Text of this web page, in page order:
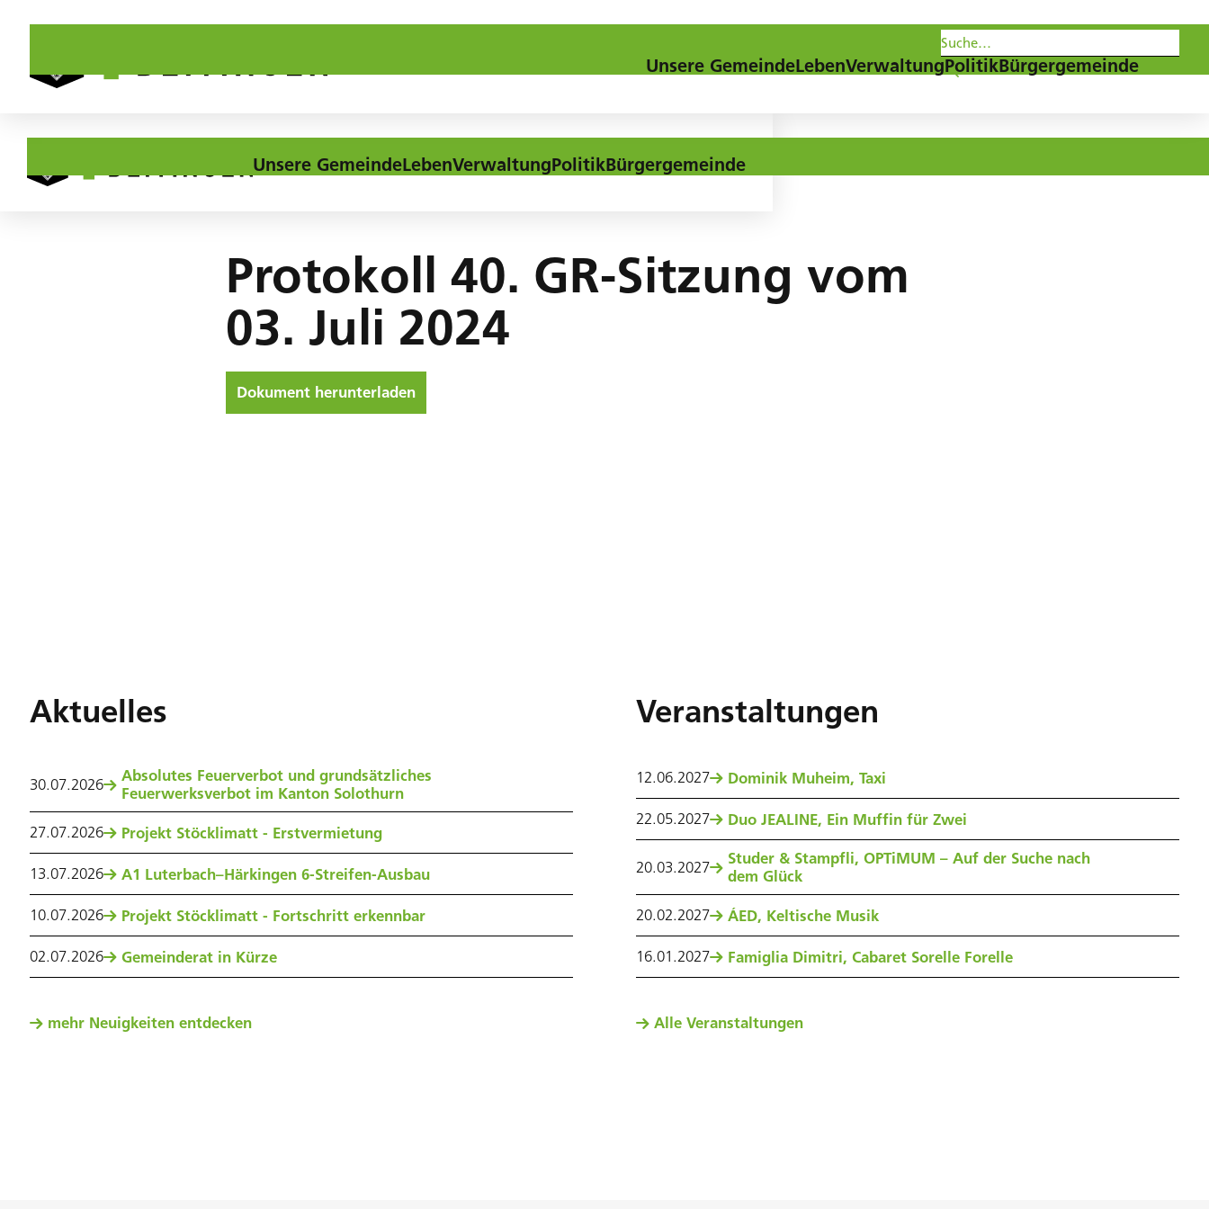
Unsere GemeindeLebenVerwaltungPolitikBürgergemeinde
Unsere GemeindeLebenVerwaltungPolitikBürgergemeinde
Protokoll 40. GR-Sitzung vom 03. Juli 2024
Protokoll 40. GR-Sitzung vom
03. Juli 2024
Dokument herunterladen
Aktuelles
30.07.2026
Absolutes Feuerverbot und grundsätzliches
Feuerwerksverbot im Kanton Solothurn
27.07.2026 Projekt Stöcklimatt - Erstvermietung
13.07.2026 A1 Luterbach–Härkingen 6-Streifen-Ausbau
10.07.2026 Projekt Stöcklimatt - Fortschritt erkennbar
02.07.2026 Gemeinderat in Kürze
mehr Neuigkeiten entdecken
Veranstaltungen
12.06.2027 Dominik Muheim, Taxi
22.05.2027 Duo JEALINE, Ein Muffin für Zwei
20.03.2027
Studer & Stampfli, OPTiMUM – Auf der Suche nach
dem Glück
20.02.2027 ÁED, Keltische Musik
16.01 .2027 Famiglia Dimitri, Cabaret Sorelle Forelle
Alle Veranstaltungen